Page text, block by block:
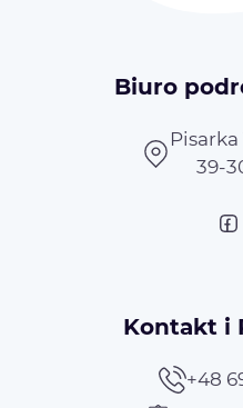
Biuro
Pisarka
39-
Kontakt i
+48